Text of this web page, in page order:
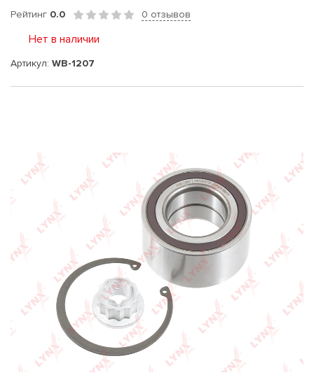
Рейтинг 0.0 0 отзывов
Нет в наличии
Артикул: WB-1207